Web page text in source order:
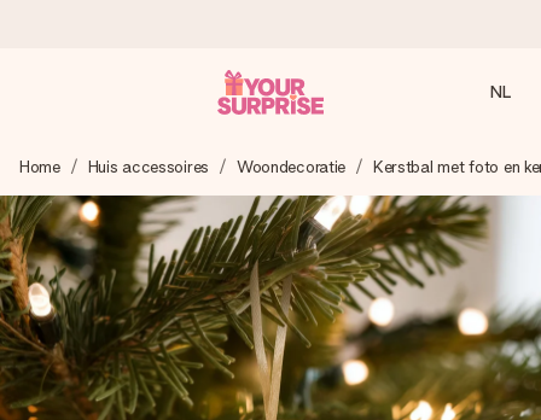
We maken jouw cadeau met zorg en zorgen dat het
razendsnel onderweg is - zodat jij kunt geven op precies
het juiste moment, wanneer het het meeste betekent.
4,8 (gebaseerd op +8.000 reviews)
Onze cadeaus worden gewaardeerd. Klanten beoordelen
ons met een 4,7 op Google Reviews
NL
Home Huis accessoires Woondecoratie Kerstbal met foto en